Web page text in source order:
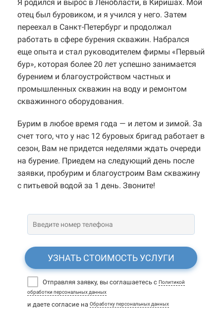
Я родился и вырос в Ленобласти, в Киришах. Мой
отец был буровиком, и я учился у него. Затем
переехал в Санкт-Петербург и продолжал
работать в сфере бурения скважин. Набрался
еще опыта и стал руководителем фирмы «Первый
бур», которая более 20 лет успешно занимается
бурением и благоустройством частных и
промышленных скважин на воду и ремонтом
скважинного оборудования.
Бурим в любое время года — и летом и зимой. За
счет того, что у нас 12 буровых бригад работает в
сезон, Вам не придется неделями ждать очереди
на бурение. Приедем на следующий день после
заявки, пробурим и благоустроим Вам скважину
с питьевой водой за 1 день. Звоните!
УЗНАТЬ СТОИМОСТЬ УСЛУГИ
Отправляя заявку, вы соглашаетесь с Политикой
обработки персональных данных
и даете согласие на Обработку персональных данных